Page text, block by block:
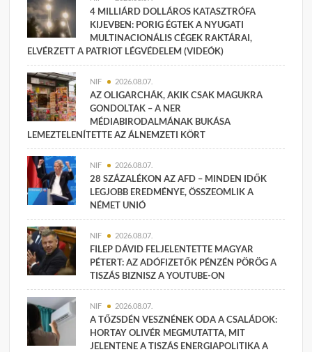
4 MILLIÁRD DOLLÁROS KATASZTRÓFA
KIJEVBEN: PORIG ÉGTEK A NYUGATI
MULTINACIONÁLIS CÉGEK RAKTÁRAI,
ELVÉRZETT A PATRIOT LÉGVÉDELEM (VIDEÓK)
NIF 2026.08.07.
AZ OLIGARCHÁK, AKIK CSAK MAGUKRA
GONDOLTAK – A NER
MÉDIABIRODALMÁNAK BUKÁSA
LEMEZTELENÍTETTE AZ ÁLNEMZETI KÖRT
NIF 2026.08.07.
28 SZÁZALÉKON AZ AFD – MINDEN IDŐK
LEGJOBB EREDMÉNYE, ÖSSZEOMLIK A
NÉMET UNIÓ
NIF 2026.08.07.
FILEP DÁVID FELJELENTETTE MAGYAR
PÉTERT: AZ ADÓFIZETŐK PÉNZÉN PÖRÖG A
TISZÁS BIZNISZ A YOUTUBE-ON
NIF 2026.08.07.
A TŐZSDÉN VESZNÉNEK ODA A CSALÁDOK:
HORTAY OLIVÉR MEGMUTATTA, MIT
JELENTENE A TISZÁS ENERGIAPOLITIKA A